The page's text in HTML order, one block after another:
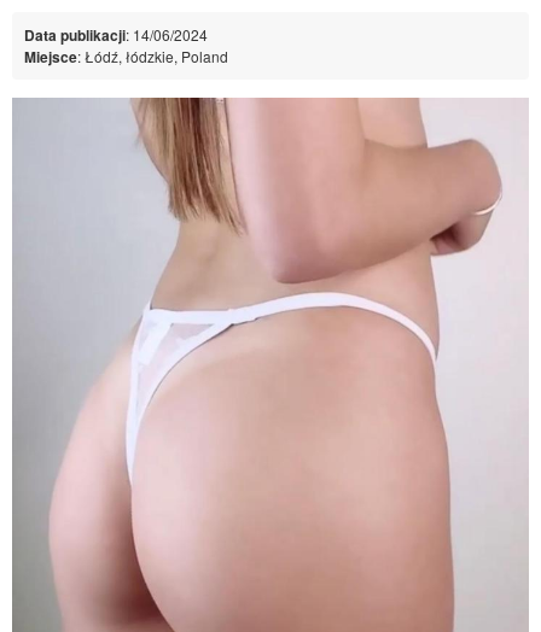
Data publikacji: 14/06/2024
Miejsce: Łódź, łódzkie, Poland